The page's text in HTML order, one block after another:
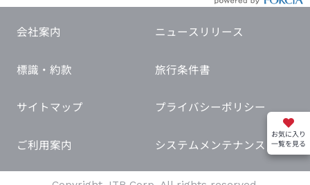
お気に入り
一覧を見る
会社案内 ニュースリリース
標識・約款 旅行条件書
サイトマップ プライバシーポリシー
ご利用案内 システムメンテナンス